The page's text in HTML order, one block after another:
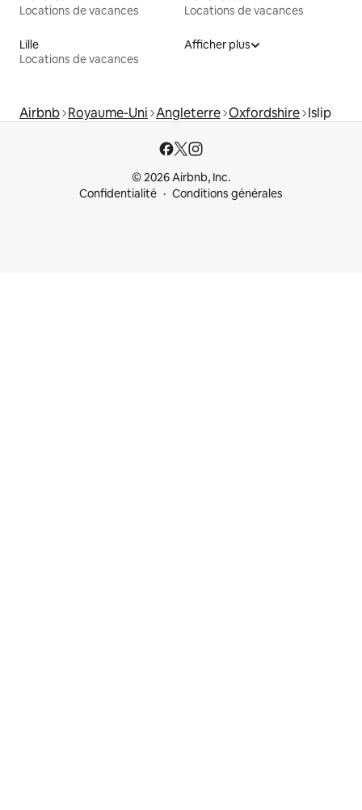
Locations de vacances
Locations de vacances
Lille
Locations de vacances
Afficher plus
Airbnb Royaume-Uni Angleterre Oxfordshire Islip
© 2026 Airbnb, Inc.
Confidentialité
Conditions générales